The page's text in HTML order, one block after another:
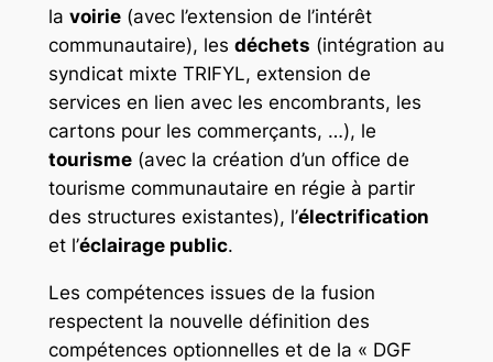
la voirie(avec l’extension de l’intérêt
communautaire), les déchets (intégration au
syndicat mixte TRIFYL, extension de
services en lien avec les encombrants, les
cartons pour les commerçants, …), le
tourisme(avec la création d’un office de
tourisme communautaire en régie à partir
des structures existantes), l’électrification
et l’éclairage public.
Les compétences issues de la fusion
respectent la nouvelle définition des
compétences optionnelles et de la « DGF